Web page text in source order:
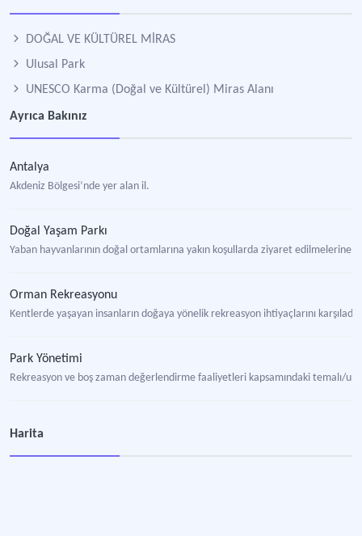
DOĞAL VE KÜLTÜREL MİRAS
Ulusal Park
UNESCO Karma (Doğal ve Kültürel) Miras Alanı
Ayrıca Bakınız
Antalya
Akdeniz Bölgesi’nde yer alan il.
Doğal Yaşam Parkı
Yaban hayvanlarının doğal ortamlarına yakın koşullarda ziyaret
Orman Rekreasyonu
Kentlerde yaşayan insanların doğaya yönelik rekreasyon ihtiyaçlarını
Park Yönetimi
Rekreasyon ve boş zaman değerlendirme faaliyetleri kapsamındaki temalı/
Harita